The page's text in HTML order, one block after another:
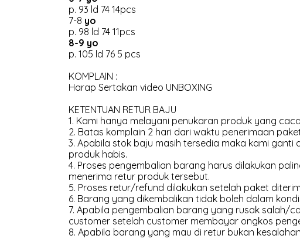
p. 93 ld 74 14pcs
7-8 yo
p. 98 ld 74 11pcs
8-9 yo
p. 105 ld 76 5 pcs
KOMPLAIN :
Harap Sertakan video UNBOXING
KETENTUAN RETUR BAJU
1. Kami hanya melayani penukaran produk yang
2. Batas komplain 2 hari dari waktu penerimaan
3. Apabila stok baju masih tersedia maka kami
produk habis.
4. Proses pengembalian barang harus dilakukan
menerima retur produk tersebut.
5. Proses retur/refund dilakukan setelah paket
6. Barang yang dikembalikan tidak boleh dalam
7. Apabila pengembalian barang yang rusak salah/
customer setelah customer membayar ongkos
8. Apabila barang yang mau di retur bukan